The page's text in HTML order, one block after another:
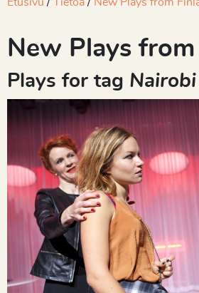
New Plays
Plays for tag Nairobi